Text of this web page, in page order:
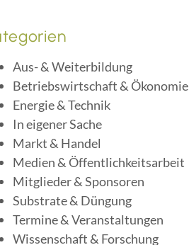
Aus- & Weiterbildung
Betriebswirtschaft & Ökonomie
Energie & Technik
In eigener Sache
Markt & Handel
Medien & Öffentlichkeitsarbeit
Mitglieder & Sponsoren
Substrate & Düngung
Termine & Veranstaltungen
Wissenschaft & Forschung